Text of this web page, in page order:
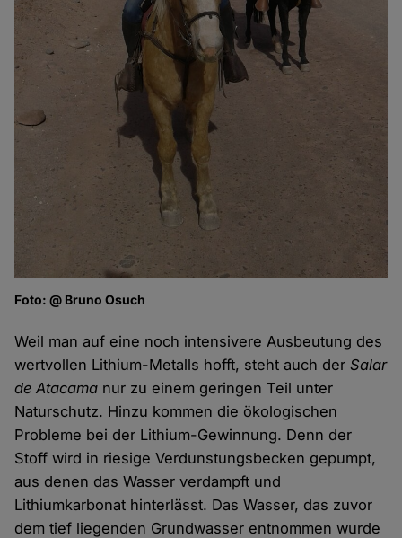
Foto: @ Bruno Osuch
Weil man auf eine noch intensivere Ausbeutung des
wertvollen Lithium-Metalls hofft, steht auch derSalar
de Atacama nur zu einem geringen Teil unter
Naturschutz. Hinzu kommen die ökologischen
Probleme bei der Lithium-Gewinnung. Denn der
Stoff wird in riesige Verdunstungsbecken gepumpt,
aus denen das Wasser verdampft und
Lithiumkarbonat hinterlässt. Das Wasser, das zuvor
dem tief liegenden Grundwasser entnommen wurde